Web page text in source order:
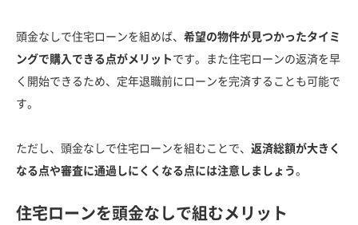
頭金なしで住宅ローンを組めば、 希望の物件が見つかったタイミ
ングで購入できる点がメリットです。また住宅ローンの返済を早
く開始できるため、定年退職前にローンを完済することも可能で
す。
ただし、頭金なしで住宅ローンを組むことで、 返済総額が大きく
なる点や審査に通過しにくくなる点には注意しましょう。
住宅ローンを頭金なしで組むメリット